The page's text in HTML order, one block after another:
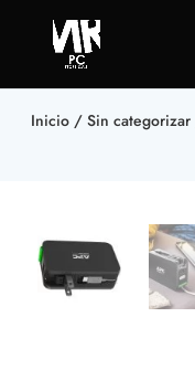
Inicio / Sin categorizar